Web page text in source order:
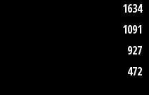
1634
1091
927
472